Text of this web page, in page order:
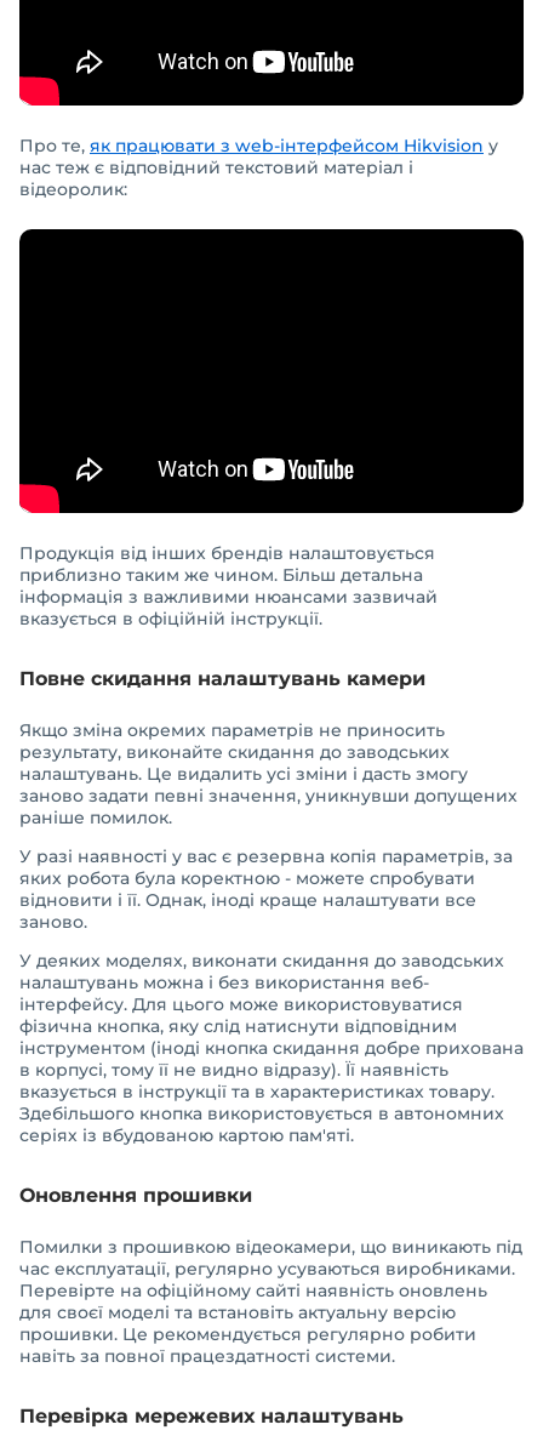
Про те, як працювати з web-інтерфейсом Hikvision у
нас теж є відповідний текстовий матеріал і
відеоролик:
Продукція від інших брендів налаштовується
приблизно таким же чином. Більш детальна
інформація з важливими нюансами зазвичай
вказується в офіційній інструкції.
Повне скидання налаштувань камери
Якщо зміна окремих параметрів не приносить
результату, виконайте скидання до заводських
налаштувань. Це видалить усі зміни і дасть змогу
заново задати певні значення, уникнувши допущених
раніше помилок.
У разі наявності у вас є резервна копія параметрів, за
яких робота була коректною - можете спробувати
відновити і її. Однак, іноді краще налаштувати все
заново.
У деяких моделях, виконати скидання до заводських
налаштувань можна і без використання веб-
інтерфейсу. Для цього може використовуватися
фізична кнопка, яку слід натиснути відповідним
інструментом (іноді кнопка скидання добре прихована
в корпусі, тому її не видно відразу). Її наявність
вказується в інструкції та в характеристиках товару.
Здебільшого кнопка використовується в автономних
серіях із вбудованою картою пам'яті.
Оновлення прошивки
Помилки з прошивкою відеокамери, що виникають під
час експлуатації, регулярно усуваються виробниками.
Перевірте на офіційному сайті наявність оновлень
для своєї моделі та встановіть актуальну версію
прошивки. Це рекомендується регулярно робити
навіть за повної працездатності системи.
Перевірка мережевих налаштувань